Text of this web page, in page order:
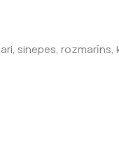
sinepes, rozmarīns,